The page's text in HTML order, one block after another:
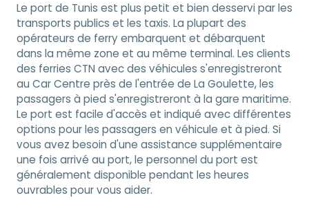
Le port de Tunis est plus petit et bien desservi par les
transports publics et les taxis. La plupart des
opérateurs de ferry embarquent et débarquent
dans la même zone et au même terminal. Les clients
des ferries CTN avec des véhicules s'enregistreront
au Car Centre près de l'entrée de La Goulette, les
passagers à pied s'enregistreront à la gare maritime.
Le port est facile d'accès et indiqué avec différentes
options pour les passagers en véhicule et à pied. Si
vous avez besoin d'une assistance supplémentaire
une fois arrivé au port, le personnel du port est
généralement disponible pendant les heures
ouvrables pour vous aider.